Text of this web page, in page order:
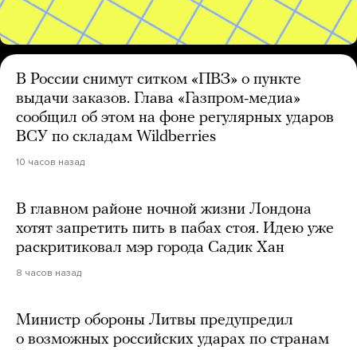
В России снимут ситком «ПВЗ» о пункте
выдачи заказов. Глава «Газпром-медиа»
сообщил об этом на фоне регулярных ударов
ВСУ по складам Wildberries
10 часов назад
В главном районе ночной жизни Лондона
хотят запретить пить в пабах стоя. Идею уже
раскритиковал мэр города Садик Хан
8 часов назад
Министр обороны Литвы предупредил
о возможных российских ударах по странам